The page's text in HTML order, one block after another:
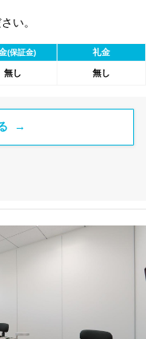
い。
(保証金) 礼金
無し 無し
→